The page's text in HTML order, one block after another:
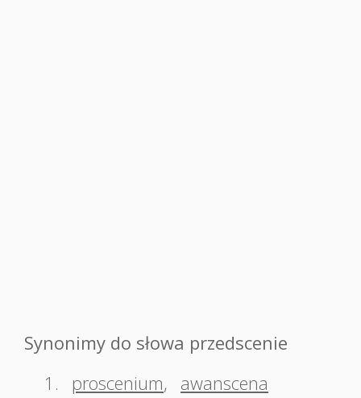
Synonimy do słowa przedscenie
1.
proscenium, awanscena